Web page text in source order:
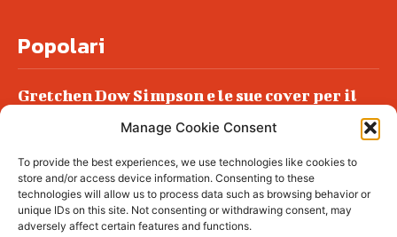
Manage Cookie Consent
To provide the best experiences, we use technologies like cookies to
store and/or access device information. Consenting to these
technologies will allow us to process data such as browsing behavior or
unique IDs on this site. Not consenting or withdrawing consent, may
adversely affect certain features and functions.
Popolari
Gretchen Dow Simpson e le sue cover per il
Podlech, il Cile lo ha condannato
all’ergastolo
Era ubriaca…